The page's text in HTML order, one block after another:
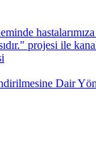
projesi ile
Dair